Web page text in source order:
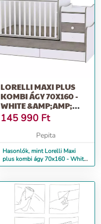
LORELLI MAXI PLUS
KOMBI ÁGY 70X160 -
WHITE &AMP;AMP;
COFFEE / FEHÉR
&AMP;...
145 990 Ft
Pepita
Hasonlók, mint Lorelli Maxi
plus kombi ágy 70x160 - White
&amp;amp; Coffee / Fehér